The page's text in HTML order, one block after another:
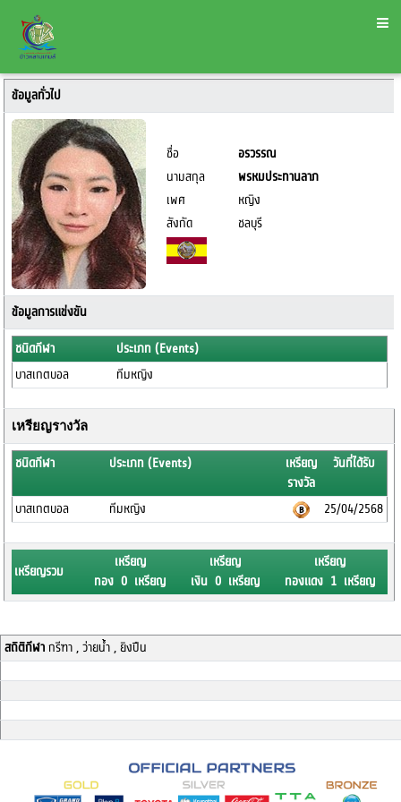
ข้อมูลทั่วไป
ชื่อ
อรวรรณ
นามสกุล
พรหมประทานลาภ
เพศ
หญิง
สังกัด
ชลบุรี
ข้อมูลการแข่งขัน
ชนิดกีฬา
ประเภท (Events)
บาสเกตบอล
ทีมหญิง
เหรียญรางวัล
ชนิดกีฬา ประเภท (Events)
เหรียญ
รางวัล
วันที่ได้รับ
บาสเกตบอล ทีมหญิง 25/04/2568
เหรียญรวม
เหรียญ
ทอง 0 เหรียญ
เหรียญ
เงิน 0 เหรียญ
เหรียญ
ทองแดง 1 เหรียญ
สถิติกีฬากรีฑา , ว่ายน้ำ , ยิงปืน